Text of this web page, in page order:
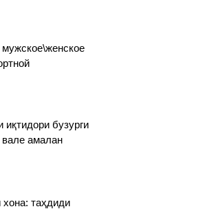
иқтидори бузурги
вале амалан
таҳдиди